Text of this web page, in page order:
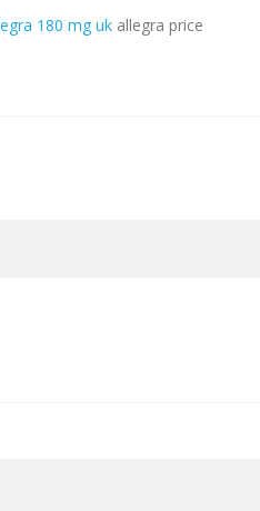
180 mg uk allegra price